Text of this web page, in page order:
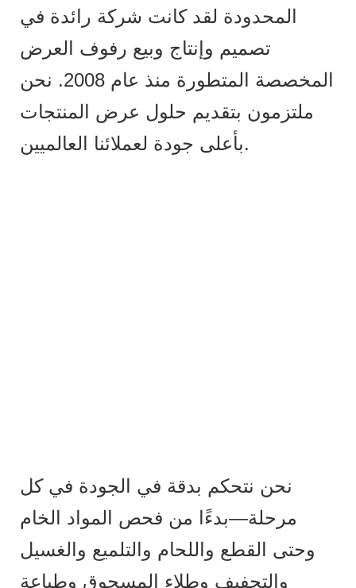
المحدودة لقد كانت شركة رائدة في
تصميم وإنتاج وبيع رفوف العرض
المخصصة المتطورة منذ عام 2008. نحن
ملتزمون بتقديم حلول عرض المنتجات
بأعلى جودة لعملائنا العالميين.
نحن نتحكم بدقة في الجودة في كل
مرحلة—بدءًا من فحص المواد الخام
وحتى القطع واللحام والتلميع والغسيل
والتجفيف وطلاء المسحوق وطباعة